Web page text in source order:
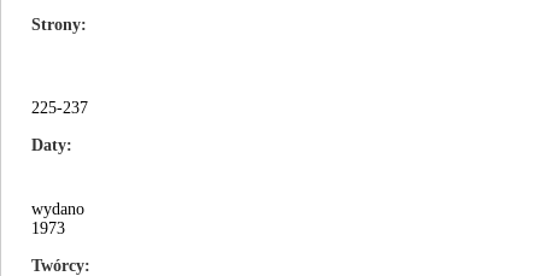
Strony
225-237
Daty
wydano
1973
Twórcy